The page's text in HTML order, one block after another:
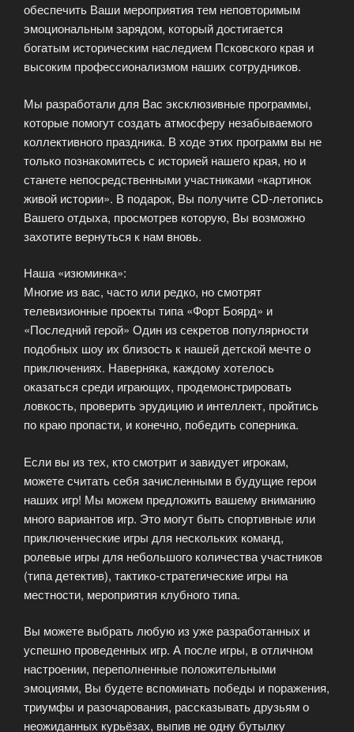
обеспечить Ваши мероприятия тем неповторимым
эмоциональным зарядом, который достигается
богатым историческим наследием Псковского края и
высоким профессионализмом наших сотрудников.
Мы разработали для Вас эксклюзивные программы,
которые помогут создать атмосферу незабываемого
коллективного праздника. В ходе этих программ вы не
только познакомитесь с историей нашего края, но и
станете непосредственными участниками «картинок
живой истории». В подарок, Вы получите CD-летопись
Вашего отдыха, просмотрев которую, Вы возможно
захотите вернуться к нам вновь.
Наша «изюминка»:
Многие из вас, часто или редко, но смотрят
телевизионные проекты типа «Форт Боярд» и
«Последний герой» Один из секретов популярности
подобных шоу их близость к нашей детской мечте о
приключениях. Наверняка, каждому хотелось
оказаться среди играющих, продемонстрировать
ловкость, проверить эрудицию и интеллект, пройтись
по краю пропасти, и конечно, победить соперника.
Если вы из тех, кто смотрит и завидует игрокам,
можете считать себя зачисленными в будущие герои
наших игр! Мы можем предложить вашему вниманию
много вариантов игр. Это могут быть спортивные или
приключенческие игры для нескольких команд,
ролевые игры для небольшого количества участников
(типа детектив), тактико-стратегические игры на
местности, мероприятия клубного типа.
Вы можете выбрать любую из уже разработанных и
успешно проведенных игр. А после игры, в отличном
настроении, переполненные положительными
эмоциями, Вы будете вспоминать победы и поражения,
триумфы и разочарования, рассказывать друзьям о
неожиданных курьёзах, выпив не одну бутылку